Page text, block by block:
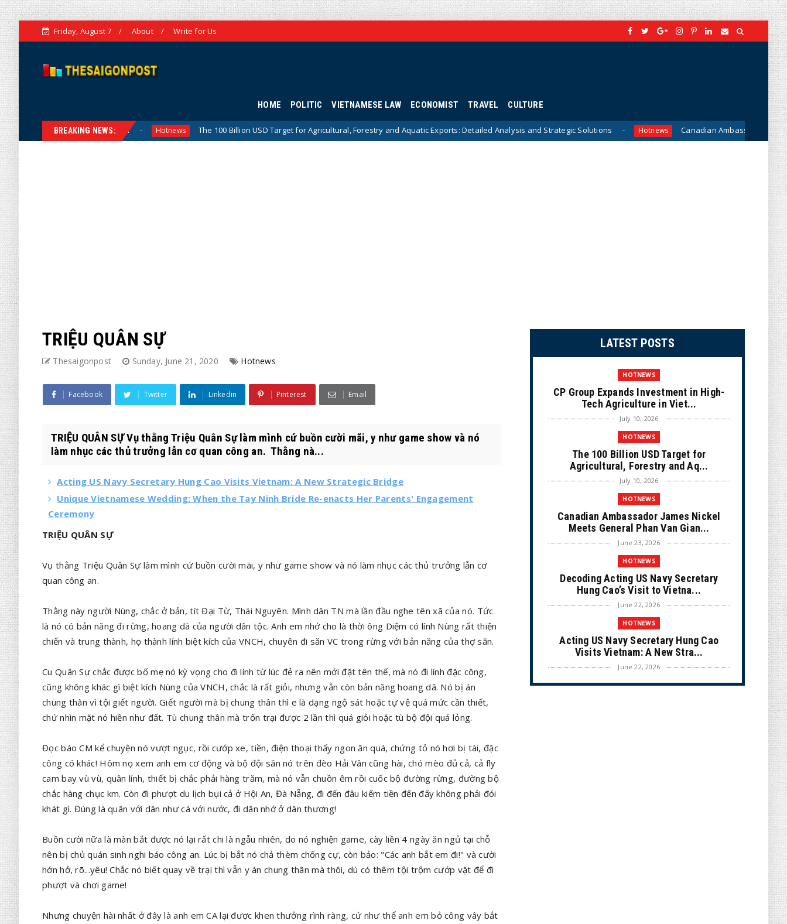
Friday, August 7 About Write for Us
HOME POLITIC VIETNAMESE LAW ECONOMIST TRAVEL CULTURE
BREAKING NEWS:
Vision Hotnews The 100 Billion USD Target for Agricultural, Forestry and Aquatic Exports: Detailed Analysis and Strategic Solutions Hotnews Canadian Ambassador James Nickel Meets
TRIỆU QUÂN SỰ
Thesaigonpost Sunday, June 21, 2020 Hotnews
Facebook Twitter Linkedin Pinterest Email
TRIỆU QUÂN SỰ Vụ thằng Triệu Quân Sự làm mình cứ buồn cười mãi, y như game show và nó
làm nhục các thủ trưởng lẫn cơ quan công an. Thằng nà...
Acting US Navy Secretary Hung Cao Visits Vietnam: A New Strategic Bridge
Unique Vietnamese Wedding: When the Tay Ninh Bride Re-enacts Her Parents' Engagement
Ceremony
TRIỆU QUÂN SỰ
Vụ thằng Triệu Quân Sự làm mình cứ buồn cười mãi, y như game show và nó làm nhục các thủ trưởng lẫn cơ
quan công an.
Thằng này người Nùng, chắc ở bản, tít Đại Từ, Thái Nguyên. Mình dân TN mà lần đầu nghe tên xã của nó. Tức
là nó có bản năng đi rừng, hoang dã của người dân tộc. Anh em nhớ cho là thời ông Diệm có lính Nùng rất thiện
chiến và trung thành, họ thành lính biệt kích của VNCH, chuyên đi săn VC trong rừng với bản năng của thợ săn.
Cu Quân Sự chắc được bố mẹ nó kỳ vọng cho đi lính từ lúc đẻ ra nên mới đặt tên thế, mà nó đi lính đặc công,
cũng không khác gì biệt kích Nùng của VNCH, chắc là rất giỏi, nhưng vẫn còn bản năng hoang dã. Nó bị án
chung thân vì tội giết người. Giết người mà bị chung thân thì e là dạng ngộ sát hoặc tự vệ quá mức cần thiết,
chứ nhìn mặt nó hiền như đất. Tù chung thân mà trốn trại được 2 lần thì quá giỏi hoặc tù bộ đội quá lỏng.
Đọc báo CM kể chuyện nó vượt ngục, rồi cướp xe, tiền, điện thoại thấy ngon ăn quá, chứng tỏ nó hơi bị tài, đặc
công có khác! Hôm nọ xem anh em cơ động và bộ đội săn nó trên đèo Hải Vân cũng hài, chó mèo đủ cả, cả fly
cam bay vù vù, quân lính, thiết bị chắc phải hàng trăm, mà nó vẫn chuồn êm rồi cuốc bộ đường rừng, đường bộ
chắc hàng chục km. Còn đi phượt du lịch bụi cả ở Hội An, Đà Nẵng, đi đến đâu kiếm tiền đến đấy không phải đói
khát gì. Đúng là quân với dân như cá với nước, đi dân nhớ ở dân thương!
Buồn cười nữa là màn bắt được nó lại rất chi là ngẫu nhiên, do nó nghiện game, cày liền 4 ngày ăn ngủ tại chỗ
nên bị chủ quán sinh nghi báo công an. Lúc bị bắt nó chả thèm chống cự, còn bảo: "Các anh bắt em đi!" và cười
hớn hở, rõ...yêu! Chắc nó biết quay về trại thì vẫn y án chung thân mà thôi, dù có thêm tội trộm cướp vặt để đi
phượt và chơi game!
Nhưng chuyện hài nhất ở đây là anh em CA lại được khen thưởng rình ràng, cứ như thể anh em bỏ công vây bắt
LATEST POSTS
HOTNEWS
CP Group Expands Investment in High-
Tech Agriculture in Viet...
July 10, 2026
HOTNEWS
The 100 Billion USD Target for
Agricultural, Forestry and Aq...
July 10, 2026
HOTNEWS
Canadian Ambassador James Nickel
Meets General Phan Van Gian...
June 23, 2026
HOTNEWS
Decoding Acting US Navy Secretary
Hung Cao’s Visit to Vietna...
June 22, 2026
HOTNEWS
Acting US Navy Secretary Hung Cao
Visits Vietnam: A New Stra...
June 22, 2026
CULTURE